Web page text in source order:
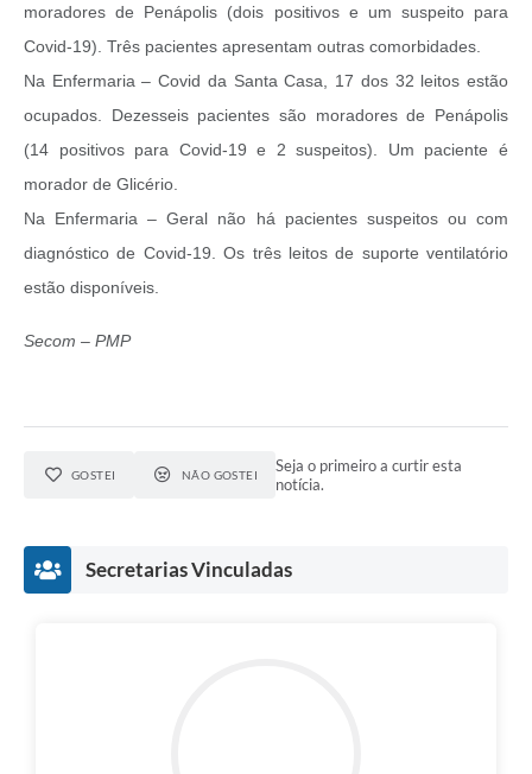
moradores de Penápolis (dois positivos e um suspeito para
Covid-19). Três pacientes apresentam outras comorbidades.
Na Enfermaria – Covid da Santa Casa, 17 dos 32 leitos estão
ocupados. Dezesseis pacientes são moradores de Penápolis
(14 positivos para Covid-19 e 2 suspeitos). Um paciente é
morador de Glicério.
Na Enfermaria – Geral não há pacientes suspeitos ou com
diagnóstico de Covid-19. Os três leitos de suporte ventilatório
estão disponíveis.
Secom – PMP
GOSTEI NÃO GOSTEI
Seja o primeiro a curtir esta
notícia.
Secretarias Vinculadas